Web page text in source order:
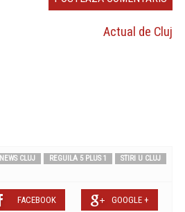
Actual de Cluj
NEWS CLUJ REGUILA 5 PLUS 1
STIRI U CLUJ
FACEBOOK GOOGLE +